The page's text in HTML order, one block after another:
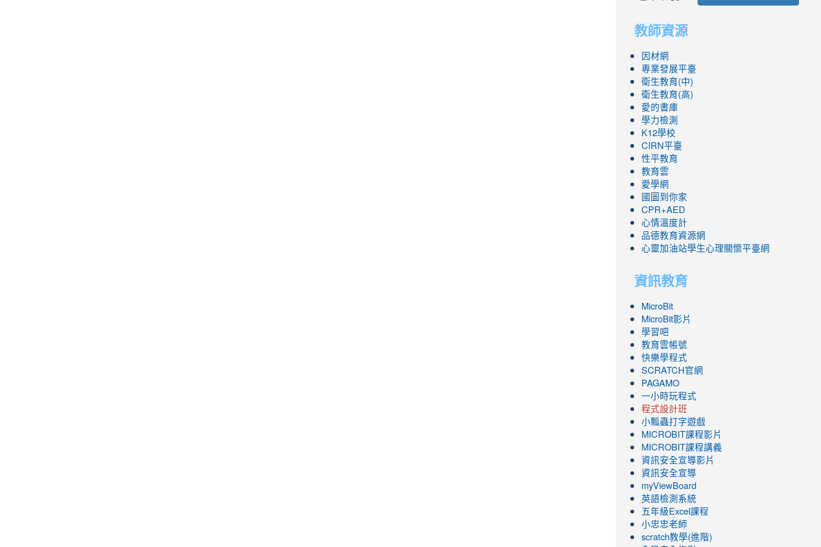
教師資源
因材網
專業發展平臺
衛生教育(中)
衛生教育(高)
愛的書庫
學力檢測
K12學校
CIRN平臺
性平教育
教育雲
愛學網
國圖到你家
CPR+AED
心情溫度計
品德教育資源網
心靈加油站學生心理關懷平臺網
資訊教育
MicroBit
MicroBit影片
學習吧
教育雲帳號
快樂學程式
SCRATCH官網
PAGAMO
一小時玩程式
程式設計班
小瓢蟲打字遊戲
link
to
https://www.youtube.com/channel/
ZBGmXwlbUndNA/videos?
view=0&sort=dd&shelf_id=0
MICROBIT課程影片
link
to
https://www.youtube.com/channel/
ZBGmXwlbUndNA/videos?
view=0&sort=dd&shelf_id=0
MICROBIT課程講義
資訊安全宣導影片
資訊安全宣導
myViewBoard
英語檢測系統
五年級Excel課程
小忠忠老師
scratch教學(進階)